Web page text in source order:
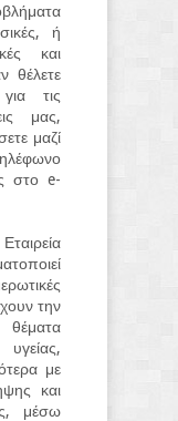
ή
και
θέλετε
τις
μας,
μαζί
στο e-
την
υγείας,
με
και
μέσω